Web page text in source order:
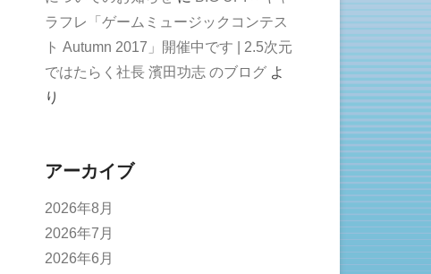
ラフレ「ゲームミュージックコンテス
ト Autumn 2017」開催中です | 2.5次元
ではたらく社長 濱田功志 のブログ よ
り
アーカイブ
2026年8月
2026年7月
2026年6月